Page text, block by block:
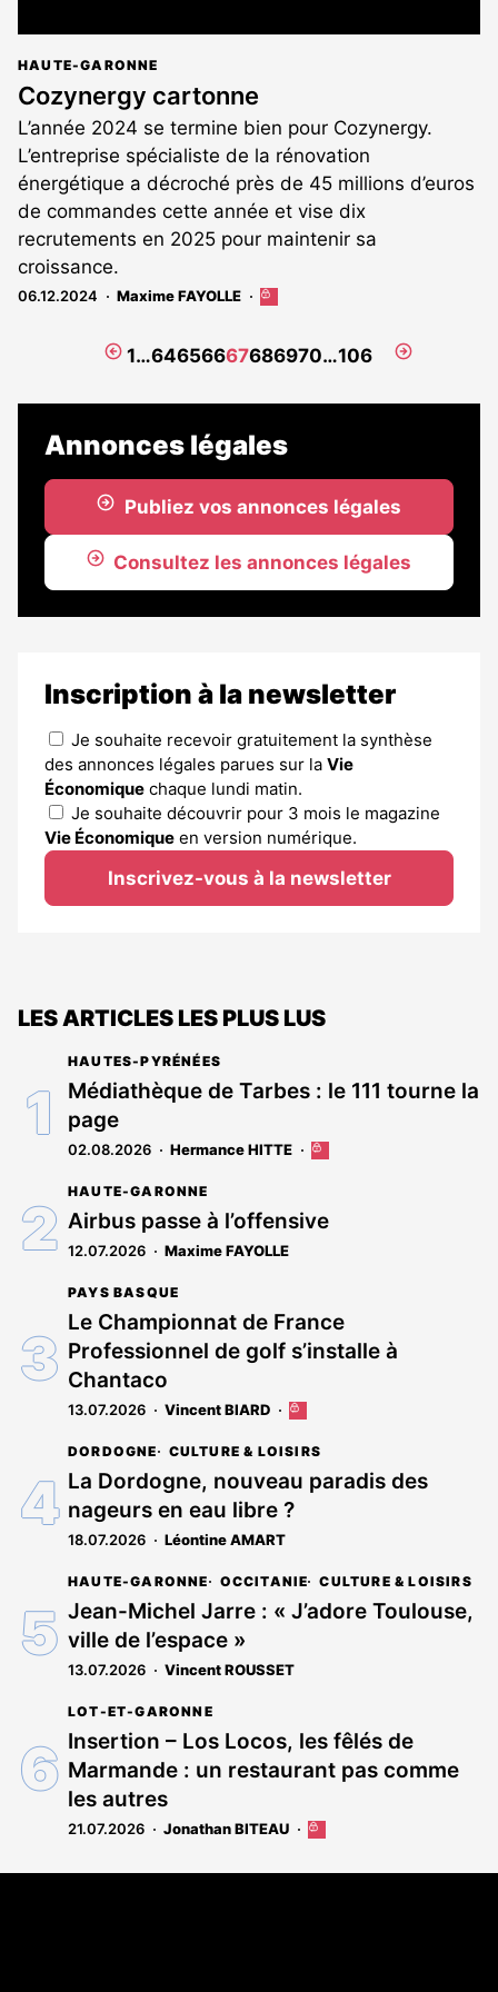
HAUTE-GARONNE
Cozynergy cartonne
L’année 2024 se termine bien pour Cozynergy.
L’entreprise spécialiste de la rénovation
énergétique a décroché près de 45 millions d’euros
de commandes cette année et vise dix
recrutements en 2025 pour maintenir sa
croissance.
06.12.2024 Maxime FAYOLLE
Cet
réservé
abonnés
Page
1…64656667686970…106
Page
Annonces légales
Publiez vos annonces légales
Consultez les annonces légales
Inscription à la newsletter
Je souhaite recevoir gratuitement la synthèse
des annonces légales parues sur la Vie
Économique chaque lundi matin.
Je souhaite découvrir pour 3 mois le magazine
Vie Économique en version numérique.
Inscrivez-vous à la newsletter
LES ARTICLES LES PLUS LUS
HAUTES-PYRÉNÉES
Médiathèque de Tarbes : le 111 tourne la
page
02.08.2026 Hermance HITTE
Cet
réservé
aux
HAUTE-GARONNE
Airbus passe à l’offensive
12.07.2026 Maxime FAYOLLE
PAYS BASQUE
Le Championnat de France
Professionnel de golf s’installe à
Chantaco
13.07.2026 Vincent BIARD
Cet
est
réservé
aux
abonnés
DORDOGNE CULTURE & LOISIRS
La Dordogne, nouveau paradis des
nageurs en eau libre ?
18.07.2026 Léontine AMART
HAUTE-GARONNE OCCITANIE CULTURE & LOISIRS
Jean-Michel Jarre : « J’adore Toulouse,
ville de l’espace »
13.07.2026 Vincent ROUSSET
LOT-ET-GARONNE
Insertion – Los Locos, les fêlés de
Marmande : un restaurant pas comme
les autres
21.07.2026 Jonathan BITEAU
Cet
est